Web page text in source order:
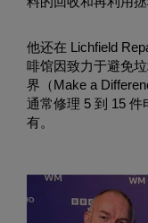
他还在 Lichfield
啡馆因致力于避免
界（Make a
通常修理 5 到 15
有。